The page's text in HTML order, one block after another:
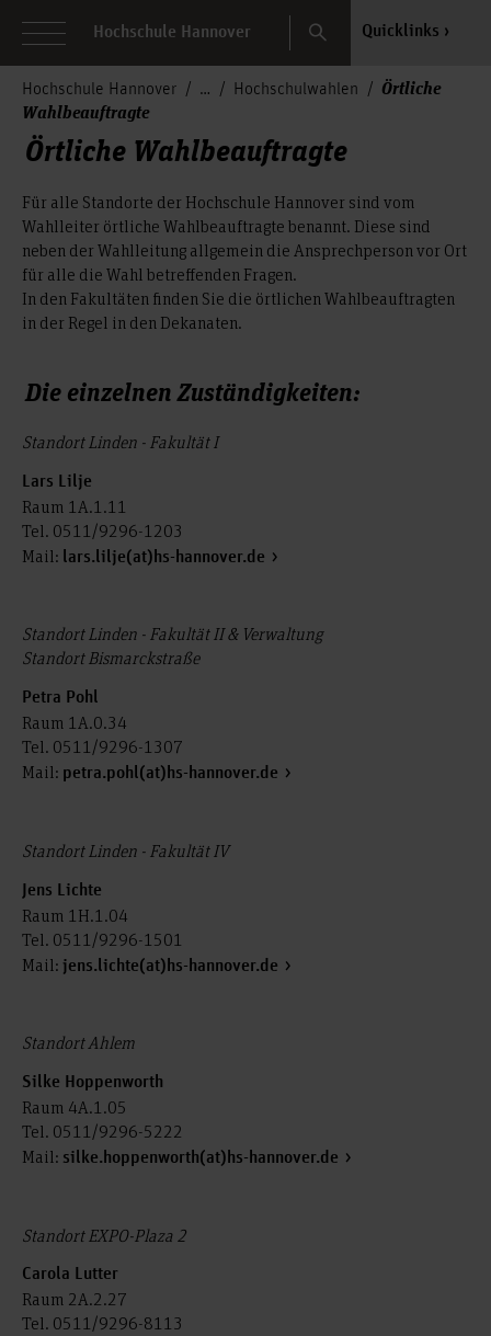
Hochschule Hannover Search Quicklinks
Hochschule Hannover Hochschulwahlen
Örtliche
Wahlbeauftragte
Örtliche Wahlbeauftragte
Für alle Standorte der Hochschule Hannover sind vom
Wahlleiter örtliche Wahlbeauftragte benannt. Diese sind
neben der Wahlleitung allgemein die Ansprechperson vor Ort
für alle die Wahl betreffenden Fragen.
In den Fakultäten finden Sie die örtlichen Wahlbeauftragten
in der Regel in den Dekanaten.
Die einzelnen Zuständigkeiten:
Standort Linden - Fakultät I
Lars Lilje
Raum 1A.1.11
Tel. 0511/9296-1203
Mail: lars.lilje(at)hs-hannover.de
Standort Linden - Fakultät II & Verwaltung
Standort Bismarckstraße
Petra Pohl
Raum 1A.0.34
Tel. 0511/9296-1307
Mail: petra.pohl(at)hs-hannover.de
Standort Linden - Fakultät IV
Jens Lichte
Raum 1H.1.04
Tel. 0511/9296-1501
Mail: jens.lichte(at)hs-hannover.de
Standort Ahlem
Silke Hoppenworth
Raum 4A.1.05
Tel. 0511/9296-5222
Mail: silke.hoppenworth(at)hs-hannover.de
Standort EXPO-Plaza 2
Carola Lutter
Raum 2A.2.27
Tel. 0511/9296-8113